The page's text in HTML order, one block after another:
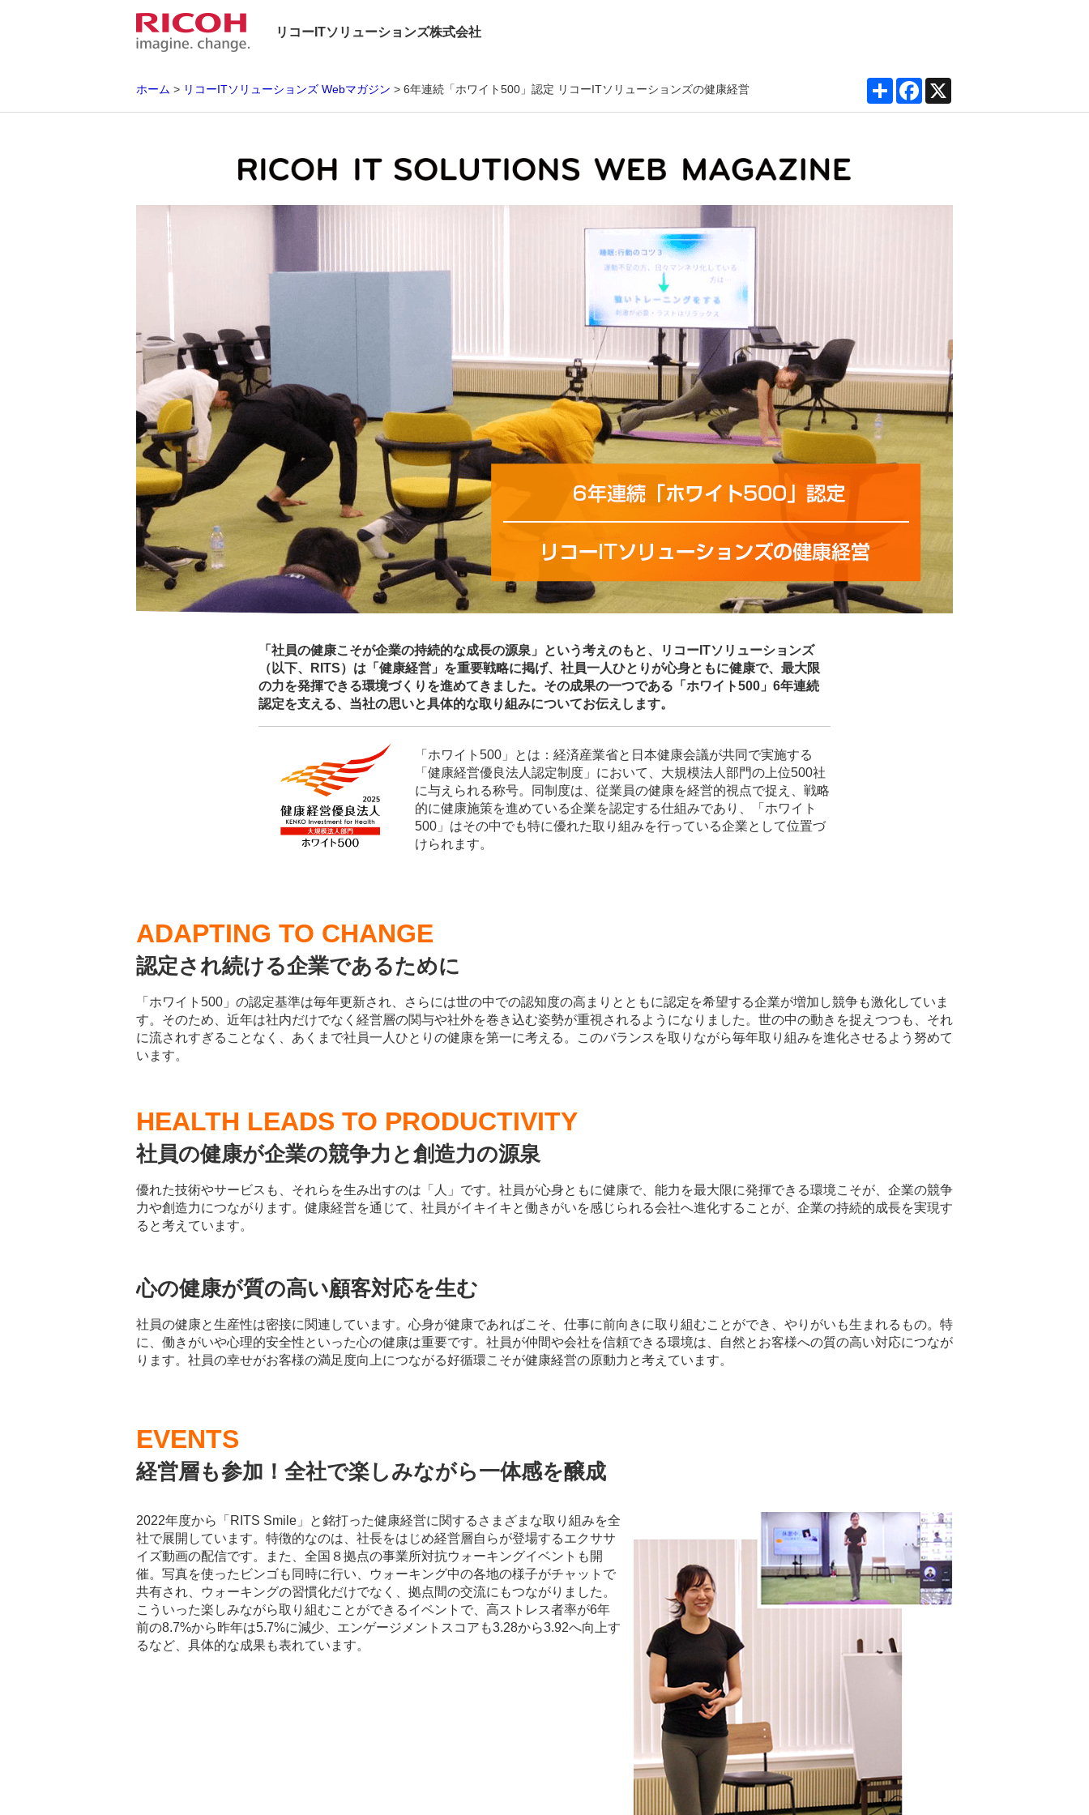
リコーITソリューションズ株式会社
ホーム リコーITソリューションズ Webマガジン 6年連続「ホワイト500」認定 リコーITソリューションズの健康経営 ShareFacebook
「社員の健康こそが企業の持続的な成長の源泉」という考えのもと、リコーITソリューションズ
（以下、RITS）は「健康経営」を重要戦略に掲げ、社員一人ひとりが心身ともに健康で、最大限
の力を発揮できる環境づくりを進めてきました。その成果の一つである「ホワイト500」6年連続
認定を支える、当社の思いと具体的な取り組みについてお伝えします。
「ホワイト500」とは：経済産業省と日本健康会議が共同で実施する
「健康経営優良法人認定制度」において、大規模法人部門の上位500社
に与えられる称号。同制度は、従業員の健康を経営的視点で捉え、戦略
的に健康施策を進めている企業を認定する仕組みであり、「ホワイト
500」はその中でも特に優れた取り組みを行っている企業として位置づ
けられます。​
ADAPTING TO CHANGE
認定され続ける企業であるために
「ホワイト500」の認定基準は毎年更新され、さらには世の中での認知度の高まりとともに認定を希望する企業が増加し競争も激化していま
す。そのため、近年は社内だけでなく経営層の関与や社外を巻き込む姿勢が重視されるようになりました。世の中の動きを捉えつつも、それ
に流されすぎることなく、あくまで社員一人ひとりの健康を第一に考える。このバランスを取りながら毎年取り組みを進化させるよう努めて
います。
HEALTH LEADS TO PRODUCTIVITY
社員の健康が企業の競争力と創造力の源泉
優れた技術やサービスも、それらを生み出すのは「人」です。社員が心身ともに健康で、能力を最大限に発揮できる環境こそが、企業の競争
力や創造力につながります。健康経営を通じて、社員がイキイキと働きがいを感じられる会社へ進化することが、企業の持続的成長を実現す
ると考えています。
心の健康が質の高い顧客対応を生む
社員の健康と生産性は密接に関連しています。心身が健康であればこそ、仕事に前向きに取り組むことができ、やりがいも生まれるもの。特
に、働きがいや心理的安全性といった心の健康は重要です。社員が仲間や会社を信頼できる環境は、自然とお客様への質の高い対応につなが
ります。社員の幸せがお客様の満足度向上につながる好循環こそが健康経営の原動力と考えています。
EVENTS
経営層も参加！全社で楽しみながら一体感を醸成
2022年度から「RITS Smile」と銘打った健康経営に関するさまざまな取り組みを全
社で展開しています。特徴的なのは、社長をはじめ経営層自らが登場するエクササ
イズ動画の配信です。また、全国８拠点の事業所対抗ウォーキングイベントも開
催。写真を使ったビンゴも同時に行い、ウォーキング中の各地の様子がチャットで
共有され、ウォーキング​の習慣化だけでなく、拠点間の交流にもつながりました。
こういった楽しみながら取り組むことができるイベントで、高ストレス者率が6年
前の8.7%から昨年は5.7%に減少、エンゲージメントスコアも3.28から3.92へ向上す
るなど、具体的な成果も表れています。​